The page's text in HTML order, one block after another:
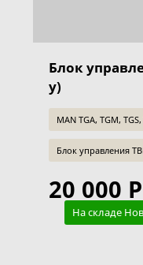
Блок
у)
MAN TGA, TGM, TGS,
Блок управления
20 000 Р
На складе